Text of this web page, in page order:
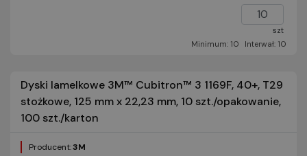
szt
Minimum: 10
Interwał: 10
Dyski lamelkowe 3M™ Cubitron™ 3 1169F, 40+, T29
stożkowe, 125 mm x 22,23 mm, 10 szt./opakowanie,
100 szt./karton
Producent:3M